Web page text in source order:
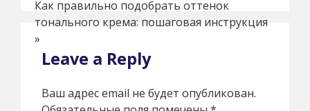
Как правильно подобрать оттенок
тонального крема: пошаговая инструкция
»
Leave a Reply
Ваш адрес email не будет опубликован.